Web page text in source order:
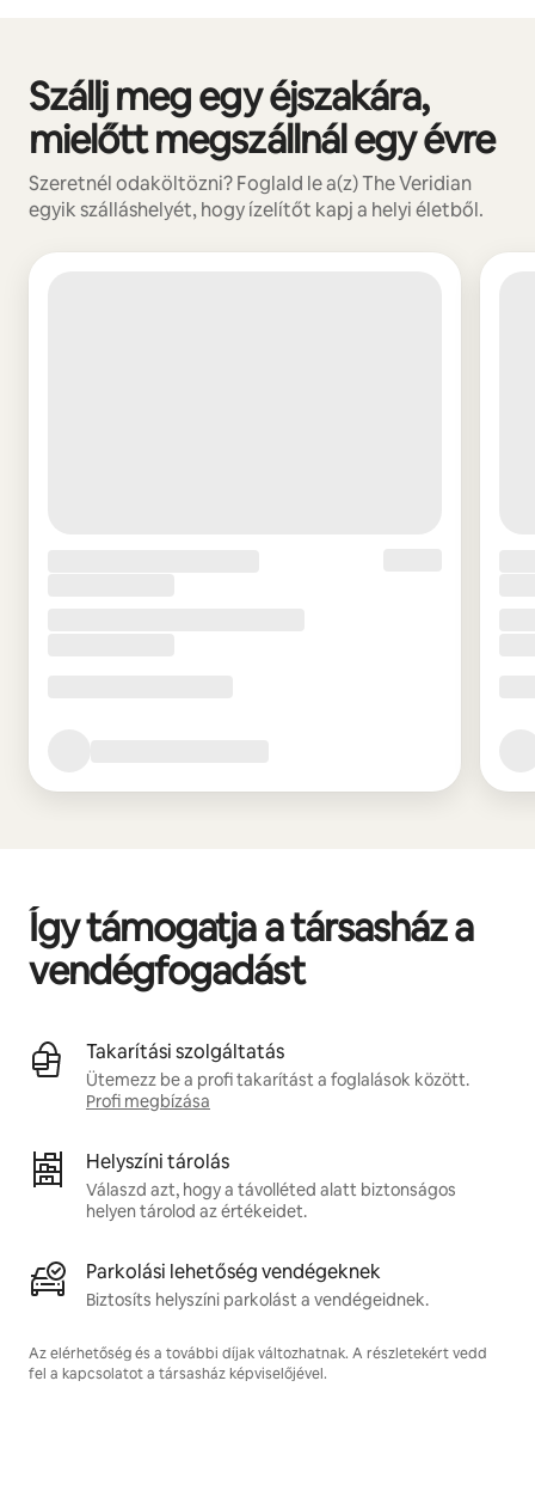
Szállj meg egy éjszakára,
mielőtt megszállnál egy évre
Szeretnél odaköltözni? Foglald le a(z) The Veridian
egyik szálláshelyét, hogy ízelítőt kapj a helyi életből.
0/0 elem megjelenítve
Így támogatja a társasház a
vendégfogadást
Takarítási szolgáltatás
Ütemezz be a profi takarítást a foglalások között.
Profi megbízása
Helyszíni tárolás
Válaszd azt, hogy a távolléted alatt biztonságos
helyen tárolod az értékeidet.
Parkolási lehetőség vendégeknek
Biztosíts helyszíni parkolást a vendégeidnek.
Az elérhetőség és a további díjak változhatnak. A részletekért vedd
fel a kapcsolatot a társasház képviselőjével.